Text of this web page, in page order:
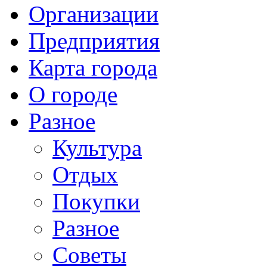
Организации
Предприятия
Карта города
О городе
Разное
Культура
Отдых
Покупки
Разное
Советы